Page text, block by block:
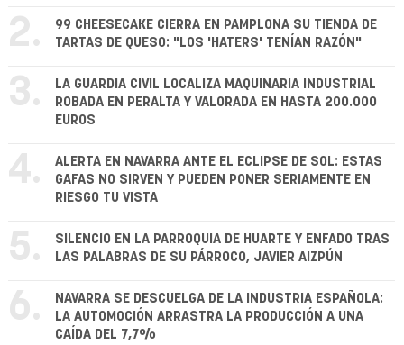
2.
99 CHEESECAKE CIERRA EN PAMPLONA SU TIENDA DE
TARTAS DE QUESO: "LOS 'HATERS' TENÍAN RAZÓN"
3.
LA GUARDIA CIVIL LOCALIZA MAQUINARIA INDUSTRIAL
ROBADA EN PERALTA Y VALORADA EN HASTA 200.000
EUROS
4.
ALERTA EN NAVARRA ANTE EL ECLIPSE DE SOL: ESTAS
GAFAS NO SIRVEN Y PUEDEN PONER SERIAMENTE EN
RIESGO TU VISTA
5.
SILENCIO EN LA PARROQUIA DE HUARTE Y ENFADO TRAS
LAS PALABRAS DE SU PÁRROCO, JAVIER AIZPÚN
6.
NAVARRA SE DESCUELGA DE LA INDUSTRIA ESPAÑOLA:
LA AUTOMOCIÓN ARRASTRA LA PRODUCCIÓN A UNA
CAÍDA DEL 7,7%